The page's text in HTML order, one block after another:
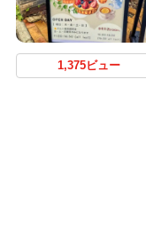
1,375ビュー